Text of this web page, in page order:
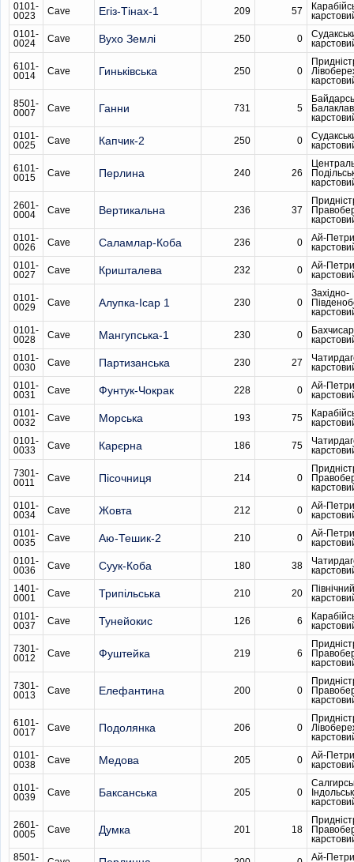
0101-
0023
Cave Егіз-Тінах-1 209 57
0101-
0024
Cave Вухо Землі 250 0
6101-
0014
Cave Гиньківська 250 0
8501-
0007
Cave Ганни 731 5
0101-
0025
Cave Капчик-2 250 0
6101-
0015
Cave Перлина 240 26
2601-
0004
Cave Вертикальна 236 37
0101-
0026
Cave Саламлар-Коба 236 0
Ай-
0101-
0027
Cave Кришталева 232 0
Ай-
0101-
0029
Cave Алупка-Ісар 1 230 0
Західно-
0101-
0028
Cave Мангупська-1 230 0
0101-
0030
Cave Партизанська 230 27
0101-
0031
Cave Фунтук-Чокрак 228 0
Ай-
0101-
0032
Cave Морська 193 75
0101-
0033
Cave Карєрна 186 75
7301-
0011
Cave Пісочниця 214 0
0101-
0034
Cave Жовта 212 0
Ай-
0101-
0035
Cave Аю-Тешик-2 210 0
Ай-
0101-
0036
Cave Суук-Коба 180 38
1401-
0001
Cave Трипільська 210 20
Північний
0101-
0037
Cave Тунейокис 126 6
7301-
0012
Cave Фуштейка 219 6
7301-
0013
Cave Елефантина 200 0
6101-
0017
Cave Подолянка 206 0
0101-
0038
Cave Медова 205 0
Ай-
0101-
0039
Cave Баксанська 205 0
2601-
0005
Cave Думка 201 18
8501-
Ай-